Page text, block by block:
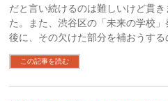
だと言い続けるのは難しいけど貫き
た。また、渋谷区の「未来の学校」
後に、その欠けた部分を補おうする
この記事を読む